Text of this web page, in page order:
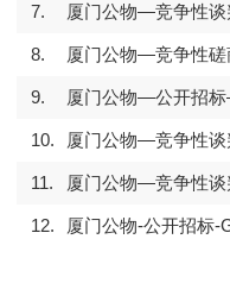
7. 厦门公物—竞争性
8. 厦门公物—竞争性
9. 厦门公物—公开招
10. 厦门公物—竞争性
11. 厦门公物—竞争性
12. 厦门公物-公开招标-